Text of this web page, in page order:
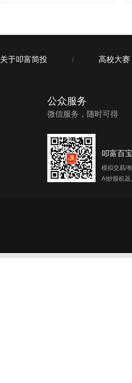
关于叩富简投 / 高校大赛
公众服务
微信服务，随时可得
叩富百
模拟交易/
AI炒股机器